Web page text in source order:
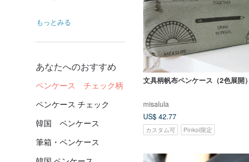
もっとみる
あなたへのおすすめ
ペンケース チェック柄
ペンケース チェック
韓国 ペンケース
筆箱・ペンケース
文具柄帆布ペンケース（2色展開）
misalula
US$ 42.77
カスタム可 Pinkoi限定